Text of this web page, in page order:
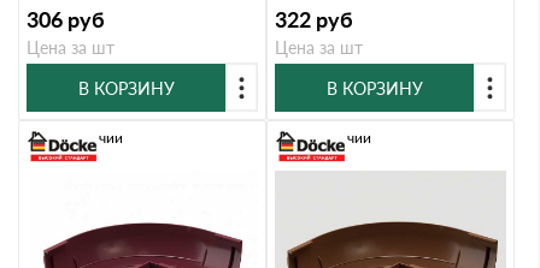
306 руб
Цена за шт
В КОРЗИНУ
322 руб
Цена за шт
В КОРЗИНУ
В наличии В наличии